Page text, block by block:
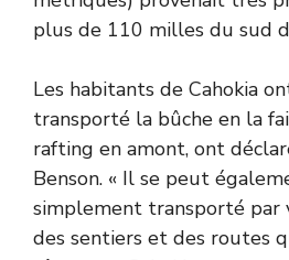
plus de 110 milles du sud
Les habitants de Cahokia
transporté la bûche en la
rafting en amont, ont
Benson. « Il se peut
simplement transporté par
des sentiers et des routes